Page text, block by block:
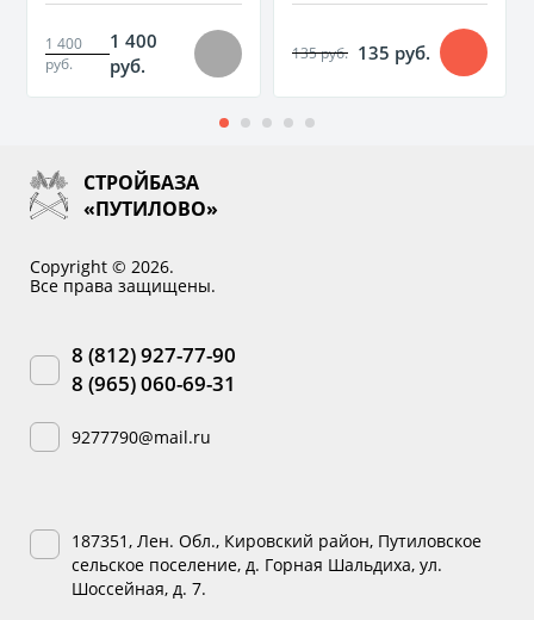
1 400
руб.
1 400
руб.
135 руб. 135 руб.
СТРОЙБАЗА
«ПУТИЛОВО»
Copyright © 2026.
Все права защищены.
8 (812) 927-77-90
8 (965) 060-69-31
9277790@mail.ru
187351, Лен. Обл., Кировский район, Путиловское
сельское поселение, д. Горная Шальдиха, ул.
Шоссейная, д. 7.